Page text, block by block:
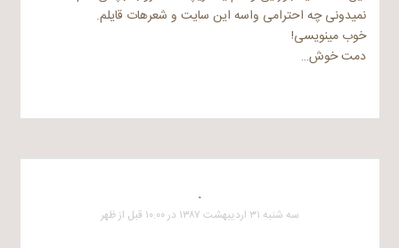
نمیدونی چه احترامی واسه این سایت و شعرهات قایلم.
خوب مینویسی!
دمت خوش…
.
سه شنبه ۳۱ اردیبهشت ۱۳۸۷ در ۱۰:۰۰ قبل از ظهر